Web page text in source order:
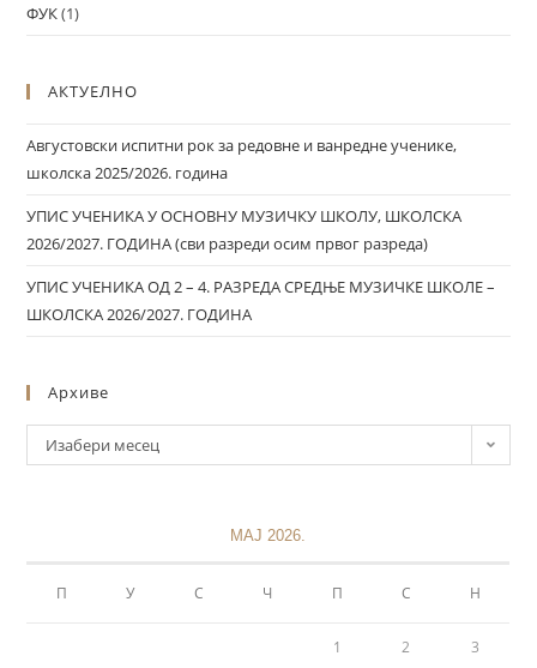
ФУК(1)
АКТУЕЛНО
Августовски испитни рок за редовне и ванредне ученике,
школска 2025/2026. година
УПИС УЧЕНИКА У ОСНОВНУ МУЗИЧКУ ШКОЛУ, ШКОЛСКА
2026/2027. ГОДИНА (сви разреди осим првог разреда)
УПИС УЧЕНИКА ОД 2 – 4. РАЗРЕДА СРЕДЊЕ МУЗИЧКЕ ШКОЛЕ –
ШКОЛСКА 2026/2027. ГОДИНА
Архиве
Изабери месец
МАЈ 2026.
П У С Ч П С Н
1 2 3